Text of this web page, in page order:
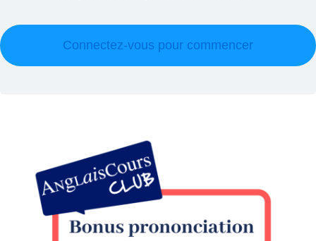
Connectez-vous pour commencer